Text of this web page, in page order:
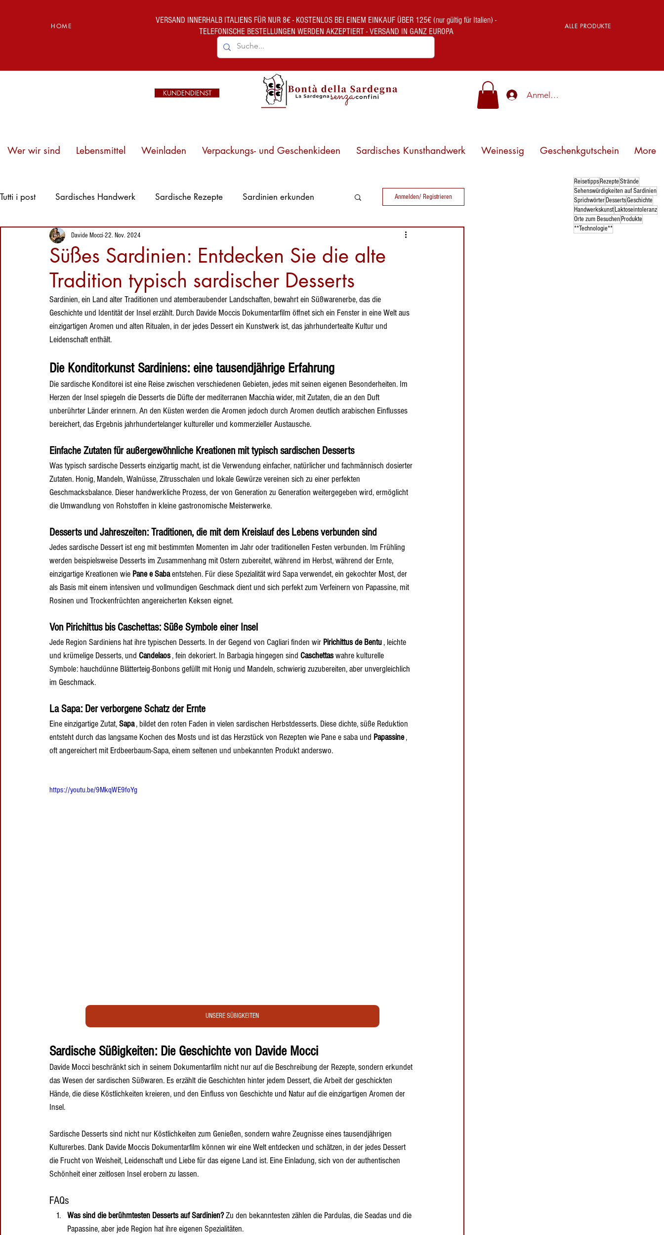
HOME
VERSAND INNERHALB ITALIENS FÜR NUR 8€ - KOSTENLOS BEI EINEM EINKAUF ÜBER 125€ (nur gültig für Italien) -
TELEFONISCHE BESTELLUNGEN WERDEN AKZEPTIERT - VERSAND IN GANZ EUROPA
ALLE PRODUKTE
KUNDENDIENST Anmelden
Wer wir sind Lebensmittel Weinladen Verpackungs- und Geschenkideen Sardisches Kunsthandwerk Weinessig Geschenkgutschein More
Sardiniens:
Magie von
S'Archittu
zwischen Natur,
Geologie und
Gastfreundschaft
26. Juni 2025
Strände
Sardiniens: Mari
Ermi – Zwischen
Quarzsand,
unberührter Natur
Hirtentraditionen
1. Juni 2025
Sehenswürdigkeite
n auf Sardinien:
Entdecken Sie
Seui, einen
Schatz im Herzen
der Insel.
21. Mai 2025
Tutti i post Sardisches Handwerk Sardische Rezepte Sardinien erkunden
Veranstaltungen auf Sardinien
Technologie typischen sardischen Produkte Lebensmittelinformationen
Orte zum Besuchen Sehenswürdigkeiten auf Sardinien Strände Sardiniens
Anmelden/ Registrieren
Süßes Sardinien: Entdecken Sie die alte
Tradition typisch sardischer Desserts
Davide Mocci 22. Nov. 2024
Sardinien, ein Land alter Traditionen und atemberaubender Landschaften, bewahrt ein Süßwarenerbe, das die
Geschichte und Identität der Insel erzählt. Durch Davide Moccis Dokumentarfilm öffnet sich ein Fenster in eine Welt aus
einzigartigen Aromen und alten Ritualen, in der jedes Dessert ein Kunstwerk ist, das jahrhundertealte Kultur und
Leidenschaft enthält.
Die Konditorkunst Sardiniens: eine tausendjährige Erfahrung
Die sardische Konditorei ist eine Reise zwischen verschiedenen Gebieten, jedes mit seinen eigenen Besonderheiten. Im
Herzen der Insel spiegeln die Desserts die Düfte der mediterranen Macchia wider, mit Zutaten, die an den Duft
unberührter Länder erinnern. An den Küsten werden die Aromen jedoch durch Aromen deutlich arabischen Einflusses
bereichert, das Ergebnis jahrhundertelanger kultureller und kommerzieller Austausche.
Einfache Zutaten für außergewöhnliche Kreationen mit typisch sardischen Desserts
Was typisch sardische Desserts einzigartig macht, ist die Verwendung einfacher, natürlicher und fachmännisch dosierter
Zutaten. Honig, Mandeln, Walnüsse, Zitrusschalen und lokale Gewürze vereinen sich zu einer perfekten
Geschmacksbalance. Dieser handwerkliche Prozess, der von Generation zu Generation weitergegeben wird, ermöglicht
die Umwandlung von Rohstoffen in kleine gastronomische Meisterwerke.
Desserts und Jahreszeiten: Traditionen, die mit dem Kreislauf des Lebens verbunden sind
Jedes sardische Dessert ist eng mit bestimmten Momenten im Jahr oder traditionellen Festen verbunden. Im Frühling
werden beispielsweise Desserts im Zusammenhang mit Ostern zubereitet, während im Herbst, während der Ernte,
einzigartige Kreationen wie Pane e Saba entstehen. Für diese Spezialität wird Sapa verwendet, ein gekochter Most, der
als Basis mit einem intensiven und vollmundigen Geschmack dient und sich perfekt zum Verfeinern von Papassine, mit
Rosinen und Trockenfrüchten angereicherten Keksen eignet.
Von Pirichittus bis Caschettas: Süße Symbole einer Insel
Jede Region Sardiniens hat ihre typischen Desserts. In der Gegend von Cagliari finden wir Pirichittus de Bentu , leichte
und krümelige Desserts, und Candelaos , fein dekoriert. In Barbagia hingegen sind Caschettas wahre kulturelle
Symbole: hauchdünne Blätterteig-Bonbons gefüllt mit Honig und Mandeln, schwierig zuzubereiten, aber unvergleichlich
im Geschmack.
La Sapa: Der verborgene Schatz der Ernte
Eine einzigartige Zutat, Sapa , bildet den roten Faden in vielen sardischen Herbstdesserts. Diese dichte, süße Reduktion
entsteht durch das langsame Kochen des Mosts und ist das Herzstück von Rezepten wie Pane e saba und Papassine ,
oft angereichert mit Erdbeerbaum-Sapa, einem seltenen und unbekannten Produkt anderswo.
https://youtu.be/9MkqWE9foYg
UNSERE SÜßIGKEITEN
Sardische Süßigkeiten: Die Geschichte von Davide Mocci
Davide Mocci beschränkt sich in seinem Dokumentarfilm nicht nur auf die Beschreibung der Rezepte, sondern erkundet
das Wesen der sardischen Süßwaren. Es erzählt die Geschichten hinter jedem Dessert, die Arbeit der geschickten
Hände, die diese Köstlichkeiten kreieren, und den Einfluss von Geschichte und Natur auf die einzigartigen Aromen der
Insel.
Sardische Desserts sind nicht nur Köstlichkeiten zum Genießen, sondern wahre Zeugnisse eines tausendjährigen
Kulturerbes. Dank Davide Moccis Dokumentarfilm können wir eine Welt entdecken und schätzen, in der jedes Dessert
die Frucht von Weisheit, Leidenschaft und Liebe für das eigene Land ist. Eine Einladung, sich von der authentischen
Schönheit einer zeitlosen Insel erobern zu lassen.
FAQs
Was sind die berühmtesten Desserts auf Sardinien? Zu den bekanntesten zählen die Pardulas, die Seadas und die
Papassine, aber jede Region hat ihre eigenen Spezialitäten.
ReisetippsRezepteStrände
Sehenswürdigkeiten auf Sardinien
Sprichwörter DessertsGeschichte
Handwerkskunst Laktoseintoleranz
Orte zum Besuchen Produkte
**Technologie**